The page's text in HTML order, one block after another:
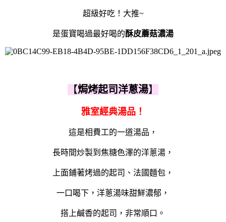
超級好吃！大推~
是蛋寶喝過最好喝的酥皮蘑菇濃湯
【焗烤起司洋蔥湯】
雅室經典湯品！
這是相費工的一道湯品，
長時間炒製到焦糖色澤的洋蔥湯，
上面鋪著烤過的起司、法國麵包，
一口喝下，洋蔥湯味甜鮮濃郁，
搭上鹹香的起司，非常順口。